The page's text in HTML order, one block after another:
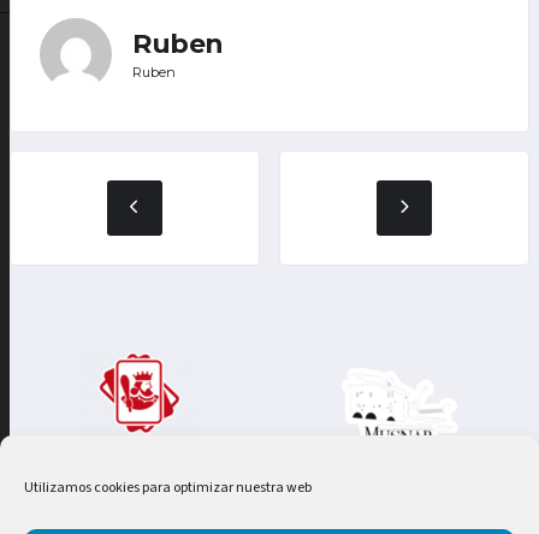
Utilizamos cookies para optimizar nuestra web
Ruben
Ruben